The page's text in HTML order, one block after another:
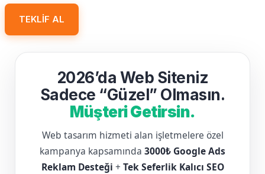
TEKLIF AL
2026’da Web Siteniz
Sadece “Güzel” Olmasın.
Müşteri Getirsin.
Web tasarım hizmeti alan işletmelere özel
kampanya kapsamında 3000₺ Google Ads
Reklam Desteği + Tek Seferlik Kalıcı SEO